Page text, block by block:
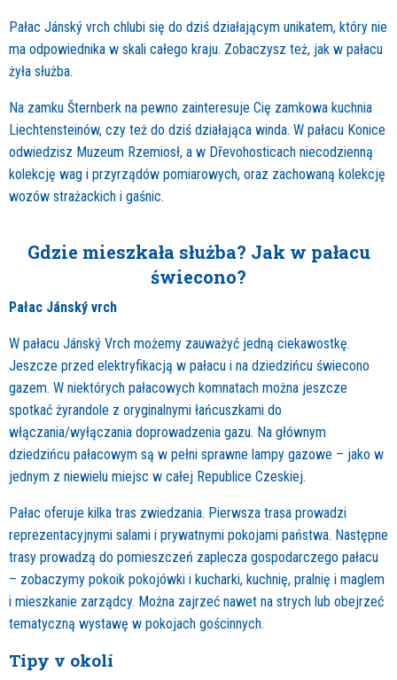
Pałac Jánský vrch chlubi się do dziś działającym unikatem, który nie
ma odpowiednika w skali całego kraju. Zobaczysz też, jak w pałacu
żyła służba.
Na zamku Šternberk na pewno zainteresuje Cię zamkowa kuchnia
Liechtensteinów, czy też do dziś działająca winda. W pałacu Konice
odwiedzisz Muzeum Rzemiosł, a w Dřevohosticach niecodzienną
kolekcję wag i przyrządów pomiarowych, oraz zachowaną kolekcję
wozów strażackich i gaśnic.
Gdzie mieszkała służba? Jak w pałacu
świecono?
Pałac Jánský vrch
W pałacu Jánský Vrch możemy zauważyć jedną ciekawostkę.
Jeszcze przed elektryfikacją w pałacu i na dziedzińcu świecono
gazem. W niektórych pałacowych komnatach można jeszcze
spotkać żyrandole z oryginalnymi łańcuszkami do
włączania/wyłączania doprowadzenia gazu. Na głównym
dziedzińcu pałacowym są w pełni sprawne lampy gazowe – jako w
jednym z niewielu miejsc w całej Republice Czeskiej.
Pałac oferuje kilka tras zwiedzania. Pierwsza trasa prowadzi
reprezentacyjnymi salami i prywatnymi pokojami państwa. Następne
trasy prowadzą do pomieszczeń zaplecza gospodarczego pałacu
– zobaczymy pokoik pokojówki i kucharki, kuchnię, pralnię i maglem
i mieszkanie zarządcy. Można zajrzeć nawet na strych lub obejrzeć
tematyczną wystawę w pokojach gościnnych.
Tipy v okolí